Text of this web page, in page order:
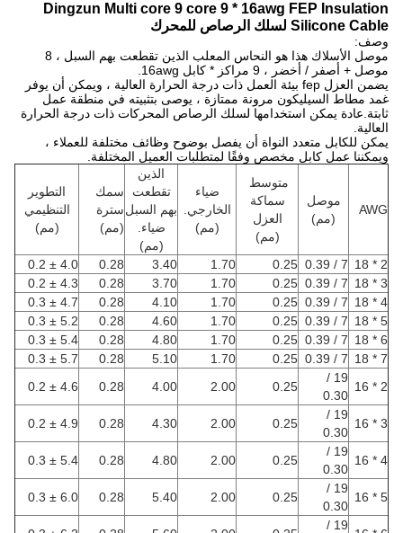
Dingzun Multi core 9 core 9 * 16awg FEP Insulation
Silicone Cable لسلك الرصاص للمحرك
وصف:
موصل الأسلاك هذا هو النحاس المعلب الذين تقطعت بهم السبل ، 8
موصل + أصفر / أخضر ، 9 مراكز * كابل 16awg.
يضمن العزل fep بيئة العمل ذات درجة الحرارة العالية ، ويمكن أن يوفر
غمد مطاط السيليكون مرونة ممتازة ، يوصى بتثبيته في منطقة عمل
ثابتة.عادة يمكن استخدامها لسلك الرصاص المحركات ذات درجة الحرارة
العالية.
يمكن للكابل متعدد النواة أن يفصل بوضوح وظائف مختلفة للعملاء ،
ويمكننا عمل كابل مخصص وفقًا لمتطلبات العميل المختلفة.
AWG
موصل
(مم)
متوسط ​​
سماكة
العزل
(مم)
ضياء
الخارجي.
(مم)
الذين
تقطعت
بهم السبل
ضياء.
(مم)
سمك
سترة
(مم)
التطوير
التنظيمي
(مم)
2 * 18
7 / 0.39
0.25
1.70
3.40
0.28
4.0 ± 0.2
3 * 18
7 / 0.39
0.25
1.70
3.70
0.28
4.3 ± 0.2
4 * 18
7 / 0.39
0.25
1.70
4.10
0.28
4.7 ± 0.3
5 * 18
7 / 0.39
0.25
1.70
4.60
0.28
5.2 ± 0.3
6 * 18
7 / 0.39
0.25
1.70
4.80
0.28
5.4 ± 0.3
7 * 18
7 / 0.39
0.25
1.70
5.10
0.28
5.7 ± 0.3
2 * 16
19 /
0.30
0.25
2.00
4.00
0.28
4.6 ± 0.2
3 * 16
19 /
0.30
0.25
2.00
4.30
0.28
4.9 ± 0.2
4 * 16
19 /
0.30
0.25
2.00
4.80
0.28
5.4 ± 0.3
5 * 16
19 /
0.30
0.25
2.00
5.40
0.28
6.0 ± 0.3
19 /